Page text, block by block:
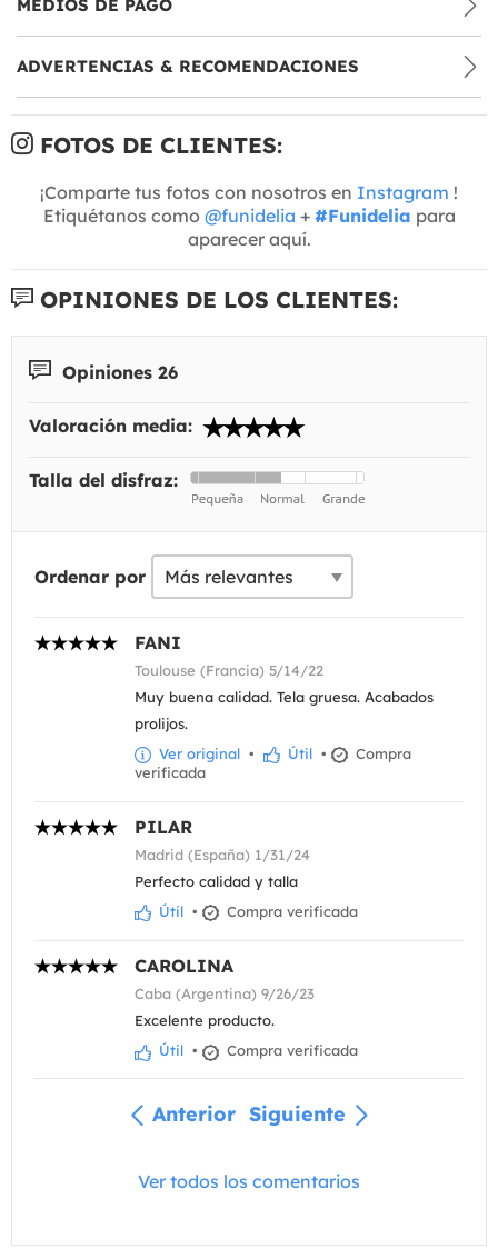
MEDIOS DE PAGO
ADVERTENCIAS & RECOMENDACIONES
FOTOS DE CLIENTES:
¡Comparte tus fotos con nosotros en Instagram !
Etiquétanos como @funidelia + #Funidelia para
aparecer aquí.
OPINIONES DE LOS CLIENTES:
Opiniones 26
Valoración media:
Talla del disfraz:
Ordenar por
FANI
Toulouse (Francia) 5/14/22
Muy buena calidad. Tela gruesa. Acabados
prolijos.
Ver original • Útil •
Compra
verificada
PILAR
Madrid (España) 1/31/24
Perfecto calidad y talla
Útil • Compra verificada
CAROLINA
Caba (Argentina) 9/26/23
Excelente producto.
Útil • Compra verificada
Anterior Siguiente
Ver todos los comentarios